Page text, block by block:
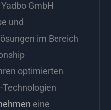
GmbH
und
im Bereich
optimierten
Technologien
eine